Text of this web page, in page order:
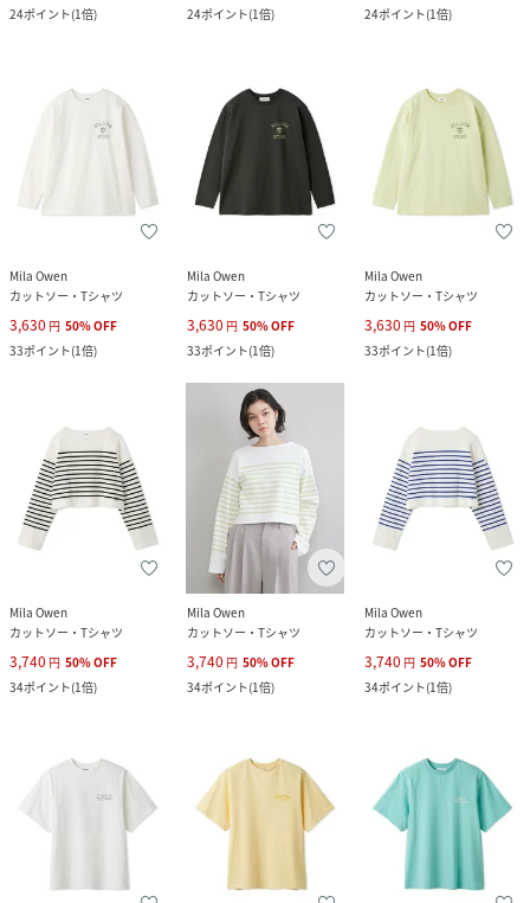
24ポイント(1倍)
24ポイント(1倍)
24ポイント(1倍)
Mila Owen
カットソー・Tシャツ
3,630 円 50%OFF
33ポイント(1倍)
Mila Owen
カットソー・Tシャツ
3,630 円 50%OFF
33ポイント(1倍)
Mila Owen
カットソー・Tシャツ
3,630 円 50%OFF
33ポイント(1倍)
Mila Owen
カットソー・Tシャツ
3,740 円 50%OFF
34ポイント(1倍)
Mila Owen
カットソー・Tシャツ
3,740 円 50%OFF
34ポイント(1倍)
Mila Owen
カットソー・Tシャツ
3,740 円 50%OFF
34ポイント(1倍)